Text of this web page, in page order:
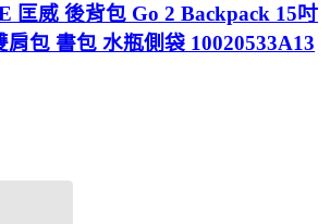
匡威 後背包 Go 2 Backpack 15吋
肩包 書包 水瓶側袋 10020533A13